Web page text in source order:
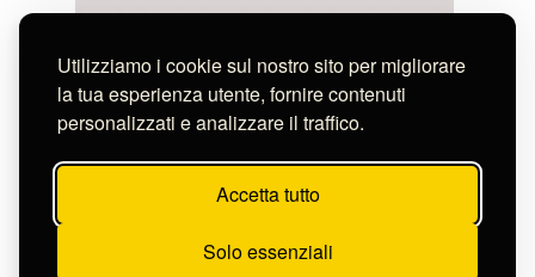
Utilizziamo i cookie sul nostro sito per migliorare
la tua esperienza utente, fornire contenuti
personalizzati e analizzare il traffico.
Accetta tutto
Solo essenziali
Anonimo
TEMPLE DE MARS LE VENGEUR DANS LE
FORM DE NERVA BAINS DE ..